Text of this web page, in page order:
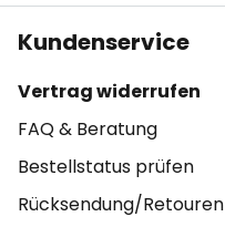
Kundenservice
Vertrag widerrufen
FAQ & Beratung
Bestellstatus prüfen
Rücksendung/Retouren